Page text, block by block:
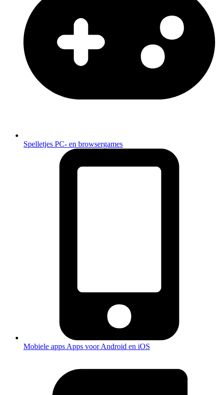
Spelletjes PC- en browsergames
Mobiele apps Apps voor Android en iOS